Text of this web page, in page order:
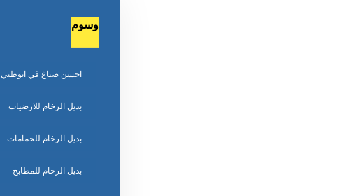
وسوم
احسن صباغ في ابوظبي
بديل الرخام للارضيات
بديل الرخام للحمامات
بديل الرخام للمطابخ